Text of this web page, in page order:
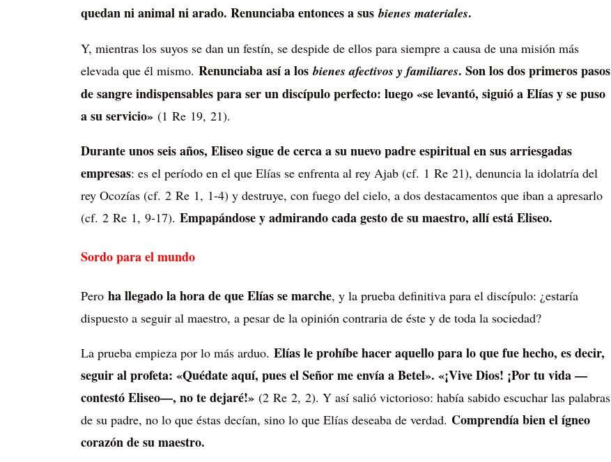
quedan ni animal ni arado. Renunciaba entonces a susbienes materiales.
Y, mientras los suyos se dan un festín, se despide de ellos para siempre a causa de una misión más
elevada que él mismo. Renunciaba así a losbienes afectivos y familiares. Son los dos primeros pasos
de sangre indispensables para ser un discípulo perfecto: luego «se levantó, siguió a Elías y se puso
a su servicio»(1 Re 19, 21).
Durante unos seis años, Eliseo sigue de cerca a su nuevo padre espiritual en sus arriesgadas
empresas: es el período en el que Elías se enfrenta al rey Ajab (cf. 1 Re 21), denuncia la idolatría del
rey Ocozías (cf. 2 Re 1, 1-4) y destruye, con fuego del cielo, a dos destacamentos que iban a apresarlo
(cf. 2 Re 1, 9-17). Empapándose y admirando cada gesto de su maestro, allí está Eliseo.
Sordo para el mundo
Pero ha llegado la hora de que Elías se marche, y la prueba definitiva para el discípulo: ¿estaría
dispuesto a seguir al maestro, a pesar de la opinión contraria de éste y de toda la sociedad?
La prueba empieza por lo más arduo. Elías le prohíbe hacer aquello para lo que fue hecho, es decir,
seguir al profeta: «Quédate aquí, pues el Señor me envía a Betel». «¡Vive Dios! ¡Por tu vida —
contestó Eliseo—, no te dejaré!»(2 Re 2, 2). Y así salió victorioso: había sabido escuchar las palabras
de su padre, no lo que éstas decían, sino lo que Elías deseaba de verdad. Comprendía bien el ígneo
corazón de su maestro.